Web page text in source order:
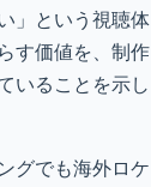
」という視聴体
す価値を、制作
いることを示し
グでも海外ロケ